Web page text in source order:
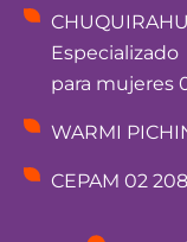
Especializado
para mujeres
WARMI
CEPAM 02